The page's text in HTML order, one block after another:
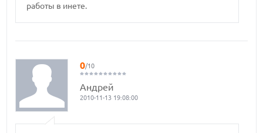
работы в инете.
0/10
Андрей
2010-11-13 19:08:00